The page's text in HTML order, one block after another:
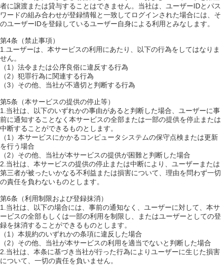
者に譲渡または貸与することはできません。当社は、ユーザーIDとパス
ワードの組み合わせが登録情報と一致してログインされた場合には、そ
のユーザーIDを登録しているユーザー自身による利用とみなします。
第4条（禁止事項）
1.ユーザーは、本サービスの利用にあたり、以下の行為をしてはなりま
せん。
（1）法令または公序良俗に違反する行為
（2）犯罪行為に関連する行為
（3）その他、当社が不適切と判断する行為
第5条（本サービスの提供の停止等）
1.当社は、以下のいずれかの事由があると判断した場合、ユーザーに事
前に通知することなく本サービスの全部または一部の提供を停止または
中断することができるものとします。
（1）本サービスにかかるコンピュータシステムの保守点検または更新
を行う場合
（2）その他、当社が本サービスの提供が困難と判断した場合
2.当社は、本サービスの提供の停止または中断により、ユーザーまたは
第三者が被ったいかなる不利益または損害について、理由を問わず一切
の責任を負わないものとします。
第6条（利用制限および登録抹消）
1.当社は、以下の場合には、事前の通知なく、ユーザーに対して、本サ
ービスの全部もしくは一部の利用を制限し、またはユーザーとしての登
録を抹消することができるものとします。
（1）本規約のいずれかの条項に違反した場合
（2）その他、当社が本サービスの利用を適当でないと判断した場合
2.当社は、本条に基づき当社が行った行為によりユーザーに生じた損害
について、一切の責任を負いません。